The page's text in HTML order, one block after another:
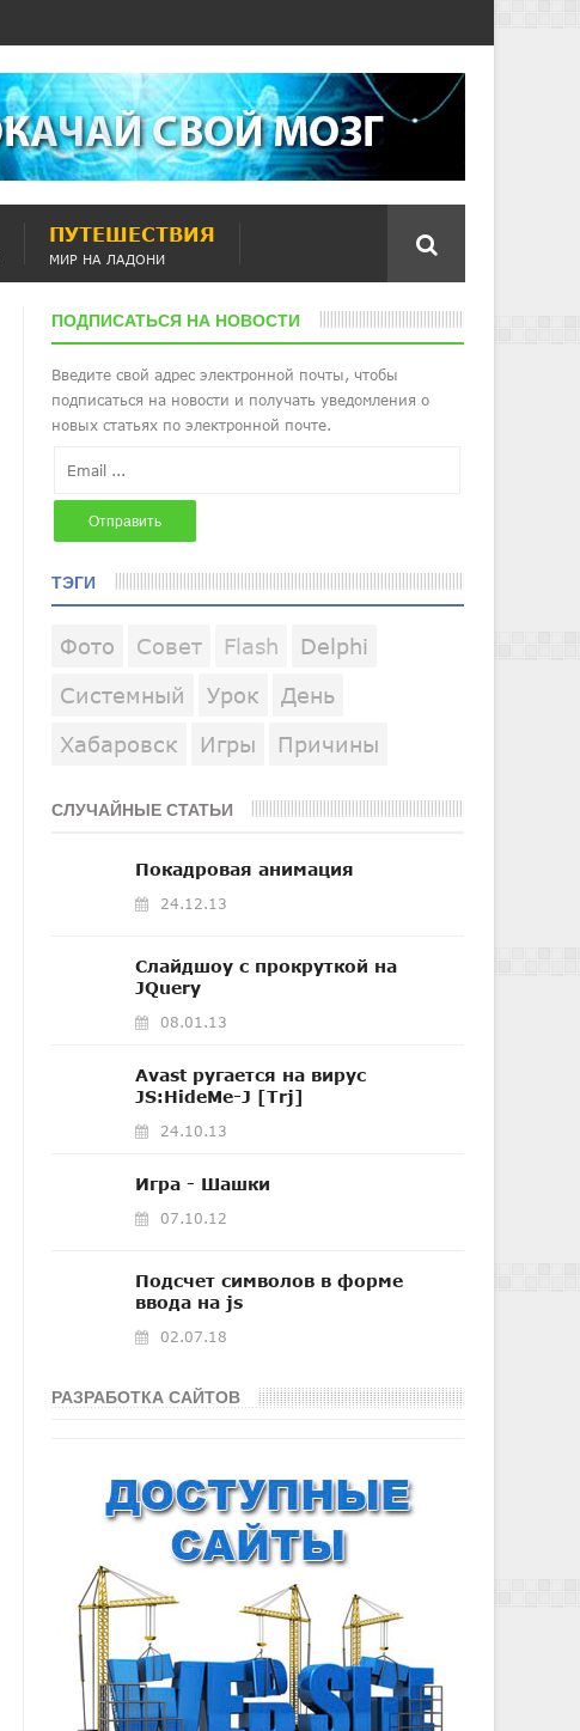
ПУТЕШЕСТВИЯ
МИР НА ЛАДОНИ
ПОДПИСАТЬСЯ НА НОВОСТИ
ТЭГИ
Фото Совет Flash
Delphi
Системный
Урок
День
Хабаровск
Игры Причины
СЛУЧАЙНЫЕ СТАТЬИ
Покадровая анимация
24.12.13
Слайдшоу с прокруткой на
JQuery
08.01.13
Avast ругается на вирус
JS:HideMe-J [Trj]
24.10.13
Игра - Шашки
07.10.12
Подсчет символов в форме
ввода на js
02.07.18
РАЗРАБОТКА САЙТОВ